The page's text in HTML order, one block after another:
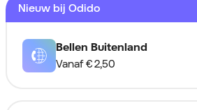
Nieuw bij Odido
Bellen Buitenland
Vanaf € 2,50